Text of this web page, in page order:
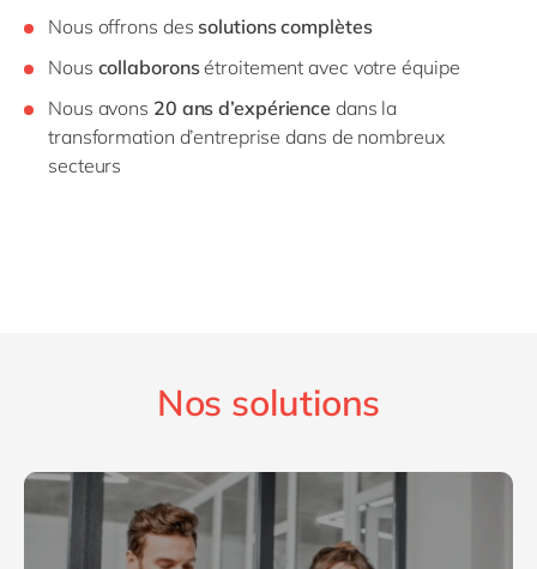
Nous offrons des solutions complètes
Nous collaboronsétroitement avec votre équipe
Nous avons 20 ans d’expérience dans la
transformation d’entreprise dans de nombreux
secteurs
Nos solutions